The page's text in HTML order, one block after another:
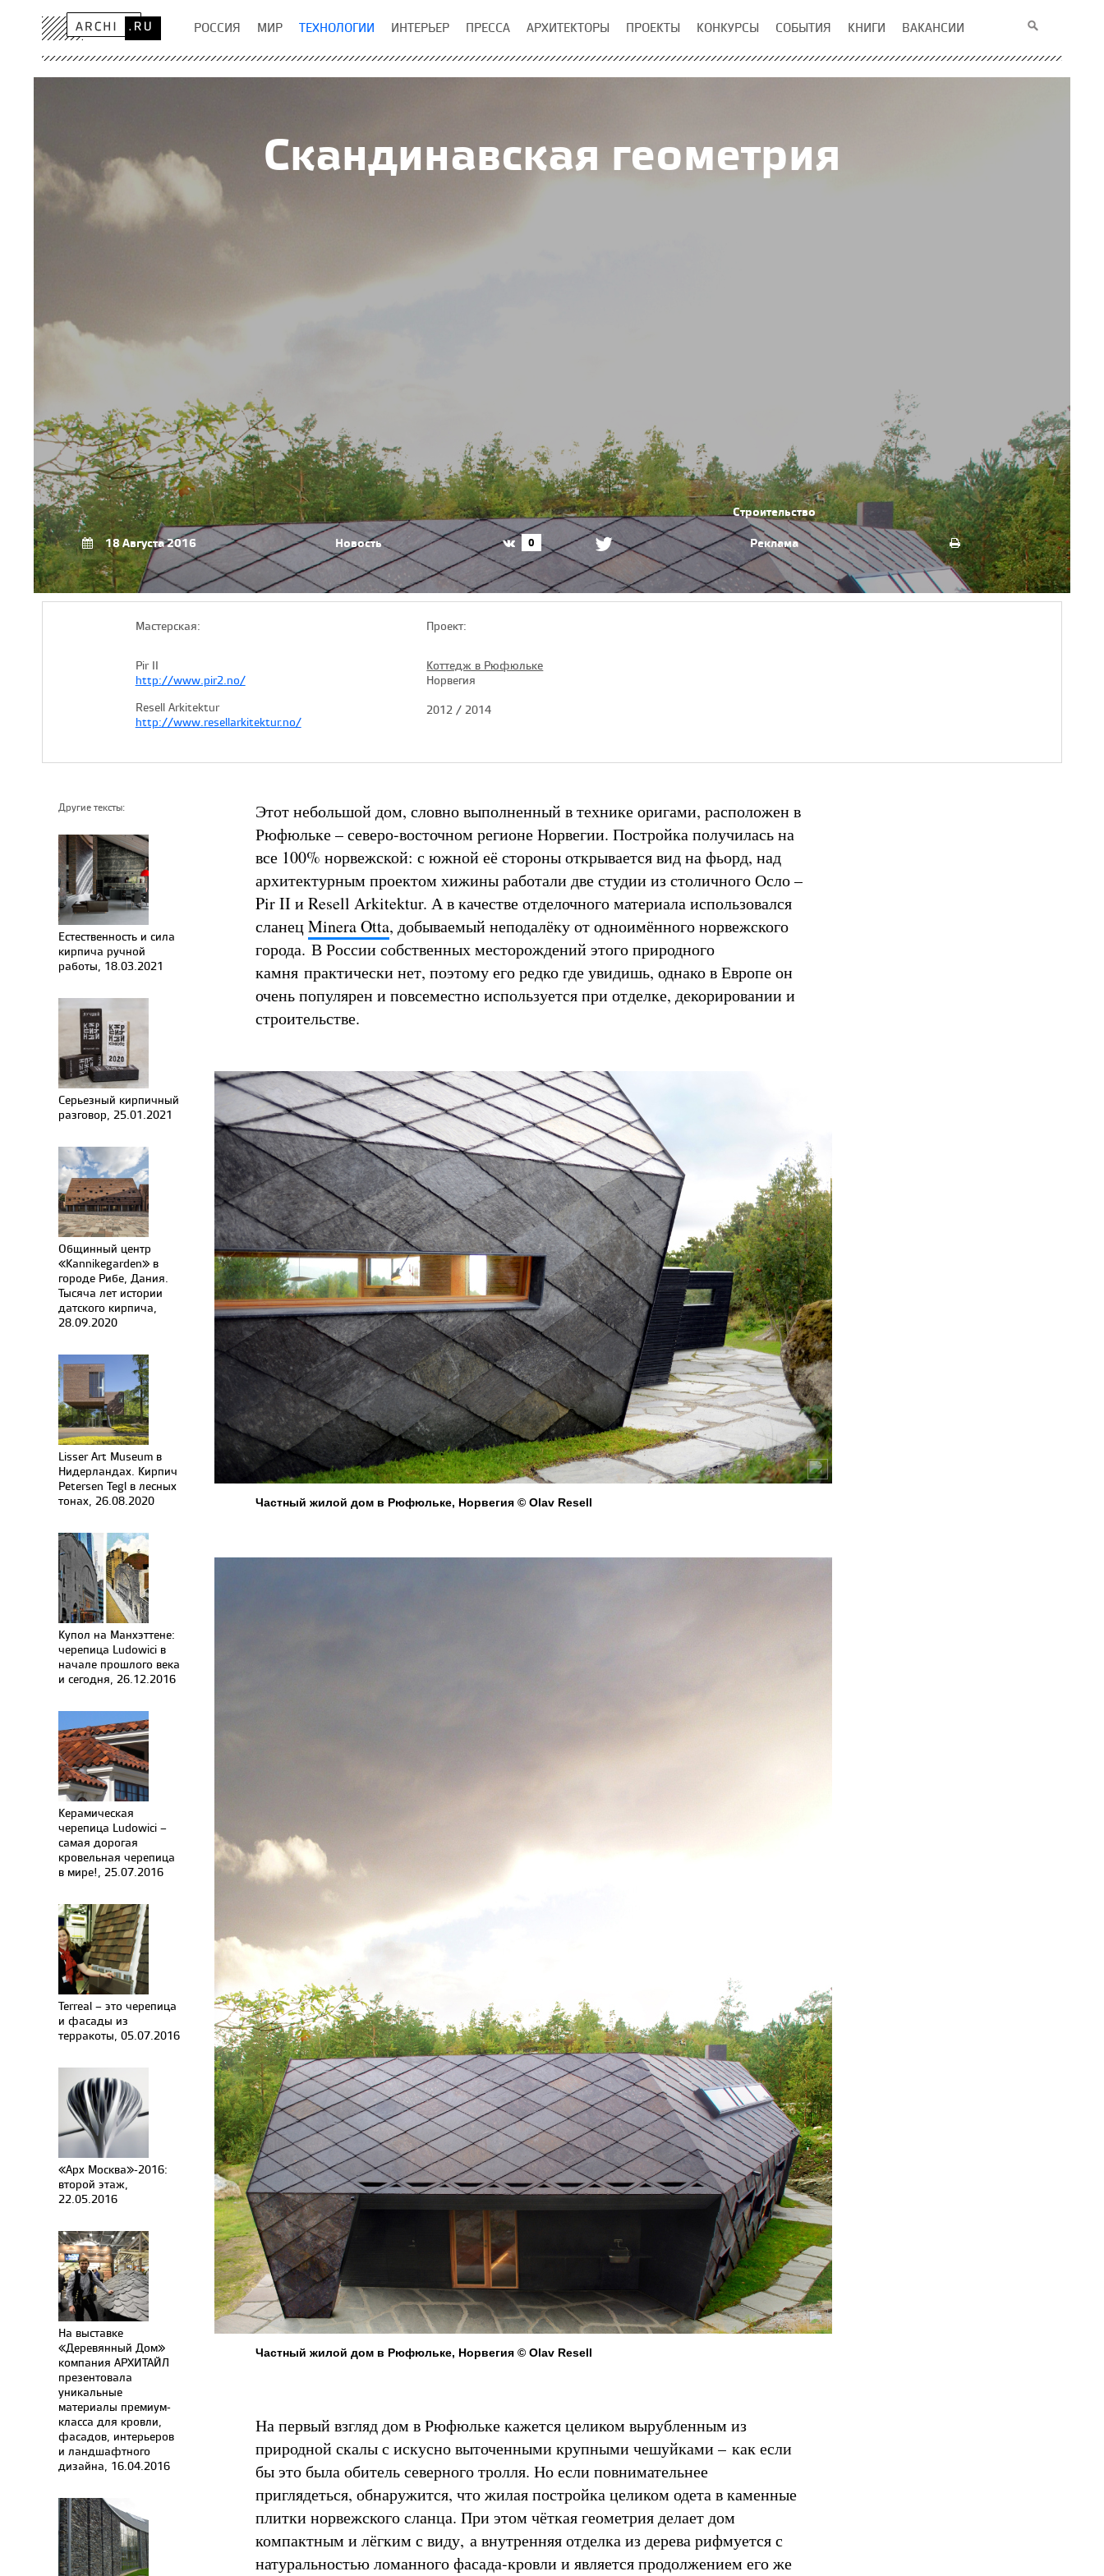
РОССИЯ МИР ТЕХНОЛОГИИ ИНТЕРЬЕР ПРЕССА АРХИТЕКТОРЫ ПРОЕКТЫ КОНКУРСЫ СОБЫТИЯ КНИГИ ВАКАНСИИ
Скандинавская геометрия
18 Августа 2016 Новость 0
Строительство
Реклама
Мастерская:
Pir II
http://www.pir2.no/
Resell Arkitektur
http://www.resellarkitektur.no/
Проект:
Коттедж в Рюфюльке
Норвегия
2012 / 2014
Другие тексты:
Естественность и сила
кирпича ручной
работы, 18.03.2021
Серьезный кирпичный
разговор, 25.01.2021
Общинный центр
«Kannikegarden» в
городе Рибе, Дания.
Тысяча лет истории
датского кирпича,
28.09.2020
Lisser Art Museum в
Нидерландах. Кирпич
Petersen Tegl в лесных
тонах, 26.08.2020
Купол на Манхэттене:
черепица Ludowici в
начале прошлого века
и сегодня, 26.12.2016
Керамическая
черепица Ludowici –
самая дорогая
кровельная черепица
в мире!, 25.07.2016
Terreal – это черепица
и фасады из
терракоты, 05.07.2016
«Арх Москва»-2016:
второй этаж,
22.05.2016
На выставке
«Деревянный Дом»
компания АРХИТАЙЛ
презентовала
уникальные
материалы премиум-
класса для кровли,
фасадов, интерьеров
и ландшафтного
дизайна, 16.04.2016
Этот небольшой дом, словно выполненный в технике оригами, расположен в
Рюфюльке – северо-восточном регионе Норвегии. Постройка получилась на
все 100% норвежской: с южной её стороны открывается вид на фьорд, над
архитектурным проектом хижины работали две студии из столичного Осло –
Pir II и Resell Arkitektur. А в качестве отделочного материала использовался
сланецMinera Otta, добываемый неподалёку от одноимённого норвежского
города. В России собственных месторождений этого природного
камня практически нет, поэтому его редко где увидишь, однако в Европе он
очень популярен и повсеместно используется при отделке, декорировании и
строительстве.
Частный жилой дом в Рюфюльке, Норвегия © Olav Resell
Частный жилой дом в Рюфюльке, Норвегия © Olav Resell
На первый взгляд дом в Рюфюльке кажется целиком вырубленным из
природной скалы с искусно выточенными крупными чешуйками – как если
бы это была обитель северного тролля. Но если повнимательнее
приглядеться, обнаружится, что жилая постройка целиком одета в каменные
плитки норвежского сланца. При этом чёткая геометрия делает дом
компактным и лёгким с виду, а внутренняя отделка из дерева рифмуется с
натуральностью ломанного фасада-кровли и является продолжением его же